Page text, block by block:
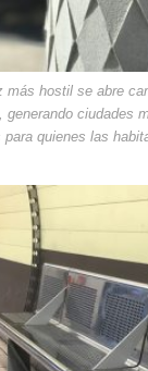
más hostil se abre
generando ciudades
quienes las